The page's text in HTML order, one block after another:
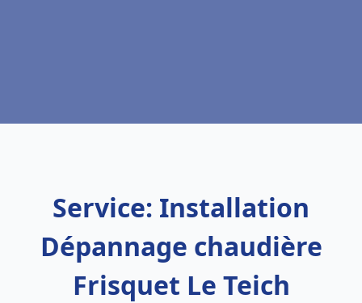
Service: Installation
Dépannage chaudière
Frisquet Le Teich